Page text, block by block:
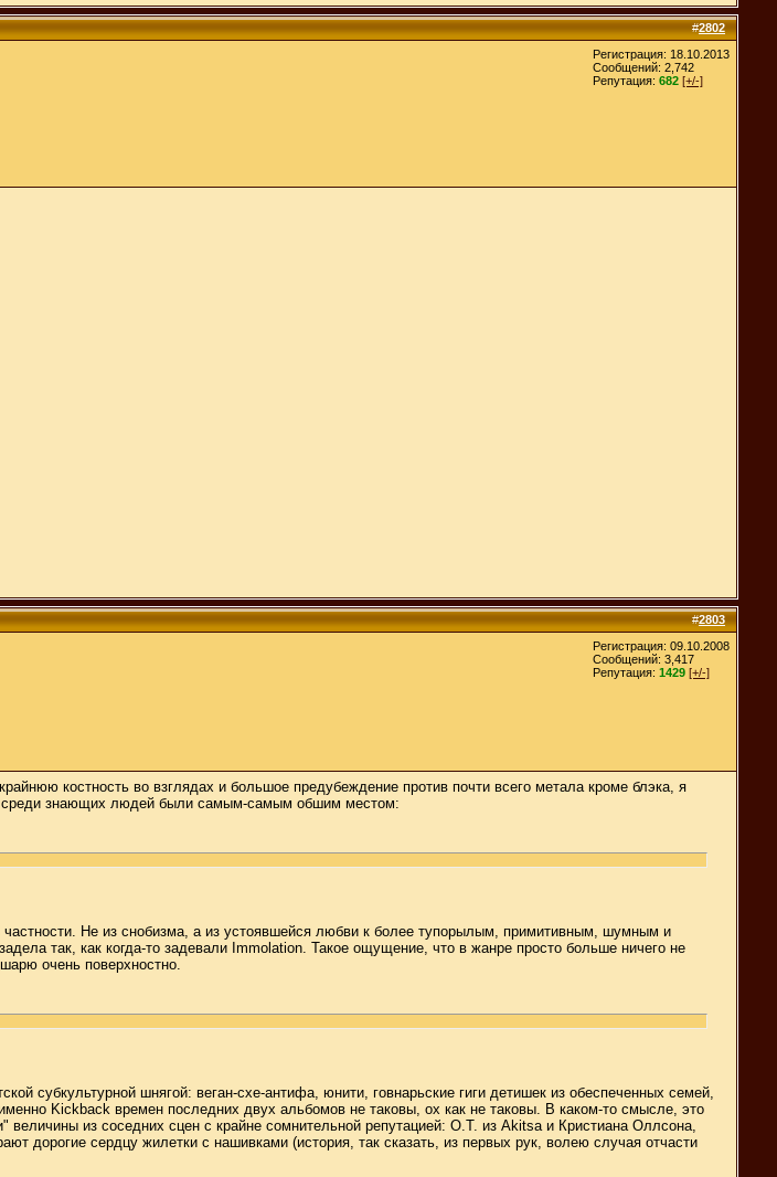
#2802
Регистрация: 18.10.2013
Сообщений: 2,742
Репутация: 682 [+/-]
#2803
Регистрация: 09.10.2008
Сообщений: 3,417
Репутация: 1429 [+/-]
костность во взглядах и большое предубеждение против почти всего метала кроме блэка, я
среди знающих людей были самым-самым обшим местом:
частности. Не из снобизма, а из устоявшейся любви к более тупорылым, примитивным, шумным и
так, как когда-то задевали Immolation. Такое ощущение, что в жанре просто больше ничего не
очень поверхностно.
субкультурной шнягой: веган-схе-антифа, юнити, говнарьские гиги детишек из обеспеченных семей,
Kickback времен последних двух альбомов не таковы, ох как не таковы. В каком-то смысле, это
из соседних сцен с крайне сомнительной репутацией: О.Т. из Akitsa и Кристиана Оллсона,
дорогие сердцу жилетки с нашивками (история, так сказать, из первых рук, волею случая отчасти